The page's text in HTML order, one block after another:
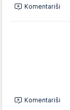
Komentariši
Komentariši